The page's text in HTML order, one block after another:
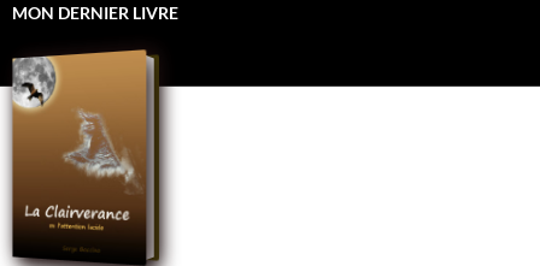
MON DERNIER LIVRE